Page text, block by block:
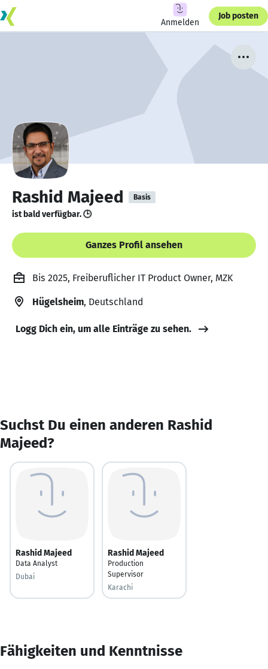
Anmelden
Job posten
Rashid Majeed Basis
ist bald verfügbar. 🕒
Ganzes Profil ansehen
Bis 2025, Freiberuflicher IT Product Owner, MZK
Hügelsheim, Deutschland
Logg Dich ein, um alle Einträge zu sehen.
Suchst Du einen anderen Rashid
Majeed?
Rashid Majeed
Data Analyst
Dubai
Rashid Majeed
Production
Supervisor
Karachi
Fähigkeiten und Kenntnisse